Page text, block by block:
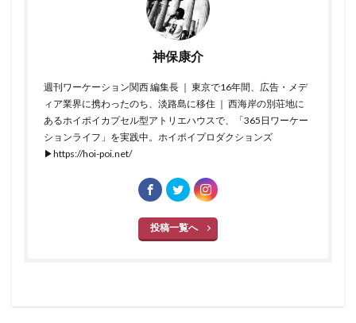
神保康介
週刊ワーケーション関西 編集長 ｜ 東京で16年間、広告・メデ
ィア業界に携わったのち、淡路島に移住 ｜ 西海岸の別荘地に
あるホイポイカプセル型アトリエハウスで、「365日ワーケー
ションライフ」を実践中。ホイポイプロダクションズ
▶https://hoi-poi.net/
投稿一覧へ